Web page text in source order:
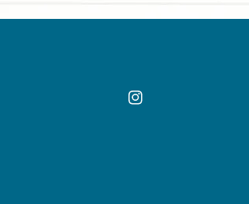
Instagram